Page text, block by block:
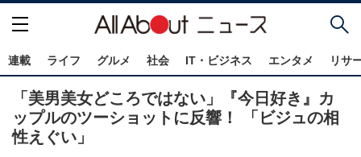
連載 ライフ グルメ 社会 IT・ビジネス エンタメ リサ
「美男美女どころではない」『今日好き』カ
ップルのツーショットに反響！ 「ビジュの相
性えぐい」